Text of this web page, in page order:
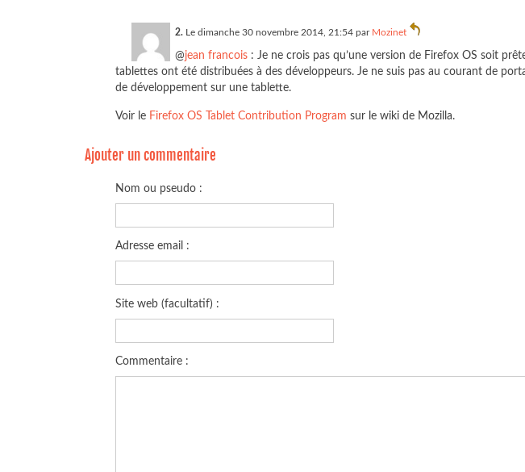
2. Le dimanche 30 novembre 2014, 21:54 par Mozinet
@jean francois : Je ne crois pas qu’une version de Firefox OS soit
tablettes ont été distribuées à des développeurs. Je ne suis pas au courant de
de développement sur une tablette.
Voir le Firefox OS Tablet Contribution Program sur le wiki de Mozilla.
Ajouter un commentaire
Nom ou pseudo :
Adresse email :
Site web (facultatif) :
Commentaire :